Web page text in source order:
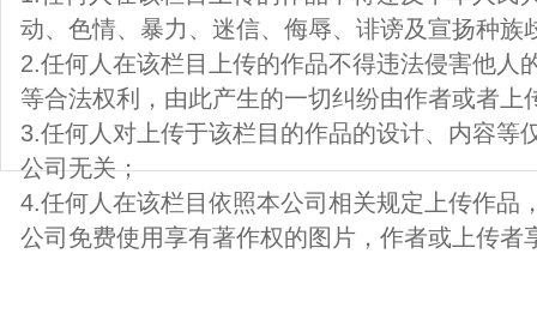
动、色情、暴力、迷信、侮辱、诽谤及宣扬种族
2.任何人在该栏目上传的作品不得违法侵害他人
等合法权利，由此产生的一切纠纷由作者或者上
3.任何人对上传于该栏目的作品的设计、内容等
公司无关；
4.任何人在该栏目依照本公司相关规定上传作品
公司免费使用享有著作权的图片，作者或上传者